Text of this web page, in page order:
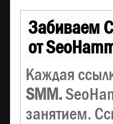
Забиваем
от
Каждая
SMM.
занятием.